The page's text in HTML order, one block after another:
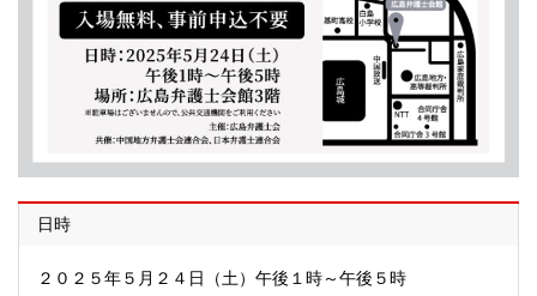
日時
２０２５年５月２４日（土）午後１時～午後５時